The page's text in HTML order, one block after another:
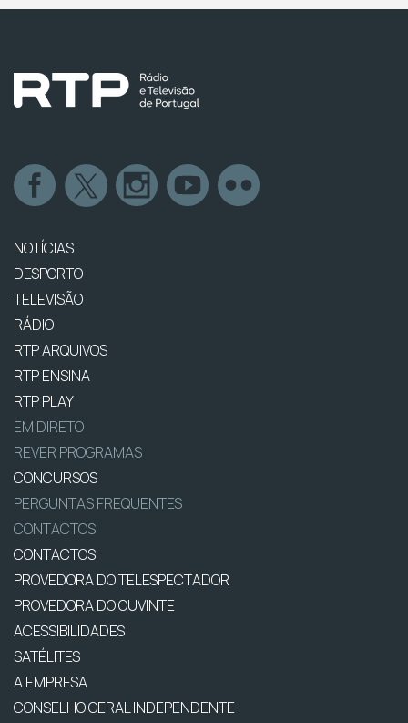
NOTÍCIAS
DESPORTO
TELEVISÃO
RÁDIO
RTP ARQUIVOS
RTP ENSINA
RTP PLAY
EM DIRETO
REVER PROGRAMAS
CONCURSOS
PERGUNTAS FREQUENTES
CONTACTOS
CONTACTOS
PROVEDORA DO TELESPECTADOR
PROVEDORA DO OUVINTE
ACESSIBILIDADES
SATÉLITES
A EMPRESA
CONSELHO GERAL INDEPENDENTE